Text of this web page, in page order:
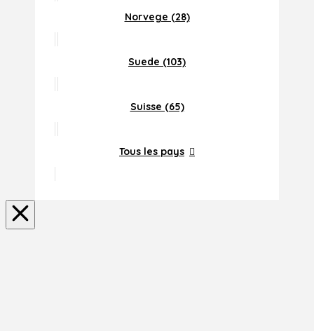
Norvege (28)
Suede (103)
Suisse (65)
Tous les pays